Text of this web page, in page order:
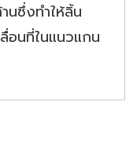
นซึ่งทำให้ลิ้น
อนที่ในแนวแกน